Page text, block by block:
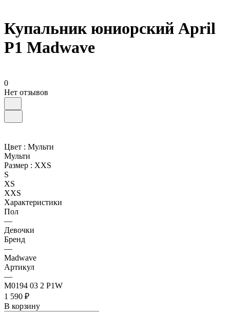
Купальник юниорский April
P1 Madwave
0
Нет отзывов
Цвет : Мульти
Мульти
Размер : XXS
S
XS
XXS
Характеристики
Пол
—
Девочки
Бренд
—
Madwave
Артикул
—
M0194 03 2 P1W
1 590 ₽
В корзину